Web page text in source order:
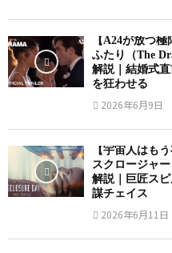
【A24が放つ
ふたり（The
解説｜結婚式
を狂わせる
2026年6月9日
【宇宙人はも
スクロージャ
解説｜巨匠ス
謀チェイス
2026年6月11日